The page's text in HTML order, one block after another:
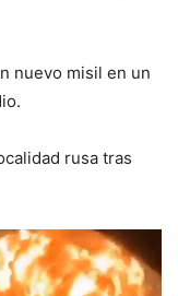
nuevo misil en un
rusa tras